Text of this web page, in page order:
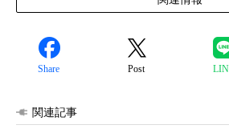
Share Post
関連記事